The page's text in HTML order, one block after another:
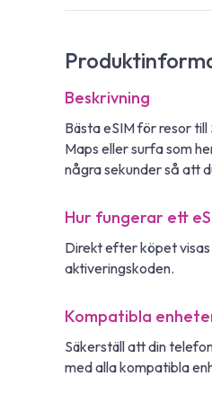
Beskrivning
Bästa eSIM för resor
Maps eller surfa som
några sekunder så att
Hur fungerar ett
Direkt efter köpet
aktiveringskoden.
Kompatibla
Säkerställ att din
med alla kompatibla